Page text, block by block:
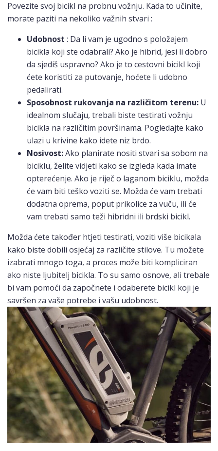
Povezite svoj bicikl na probnu vožnju. Kada to učinite,
morate paziti na nekoliko važnih stvari :
Udobnost : Da li vam je ugodno s položajem
bicikla koji ste odabrali? Ako je hibrid, jesi li dobro
da sjediš uspravno? Ako je to cestovni bicikl koji
ćete koristiti za putovanje, hoćete li udobno
pedalirati.
Sposobnost rukovanja na različitom terenu: U
idealnom slučaju, trebali biste testirati vožnju
bicikla na različitim površinama. Pogledajte kako
ulazi u krivine kako idete niz brdo.
Nosivost:Ako planirate nositi stvari sa sobom na
biciklu, želite vidjeti kako se izgleda kada imate
opterećenje. Ako je riječ o laganom biciklu, možda
će vam biti teško voziti se. Možda će vam trebati
dodatna oprema, poput prikolice za vuču, ili će
vam trebati samo teži hibridni ili brdski bicikl.
Možda ćete također htjeti testirati, voziti više bicikala
kako biste dobili osjećaj za različite stilove. Tu možete
izabrati mnogo toga, a proces može biti kompliciran
ako niste ljubitelj bicikla. To su samo osnove, ali trebale
bi vam pomoći da započnete i odaberete bicikl koji je
savršen za vaše potrebe i vašu udobnost.